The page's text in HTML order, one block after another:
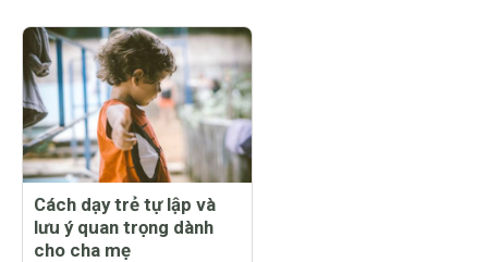
Cách dạy trẻ tự lập và
lưu ý quan trọng dành
cho cha mẹ